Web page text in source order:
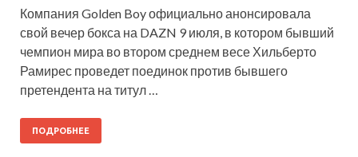
Компания Golden Boy официально анонсировала
свой вечер бокса на DAZN 9 июля, в котором бывший
чемпион мира во втором среднем весе Хильберто
Рамирес проведет поединок против бывшего
претендента на титул …
ПОДРОБНЕЕ